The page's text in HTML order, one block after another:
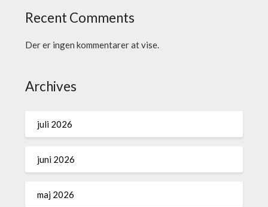
Recent Comments
Der er ingen kommentarer at vise.
Archives
juli 2026
juni 2026
maj 2026